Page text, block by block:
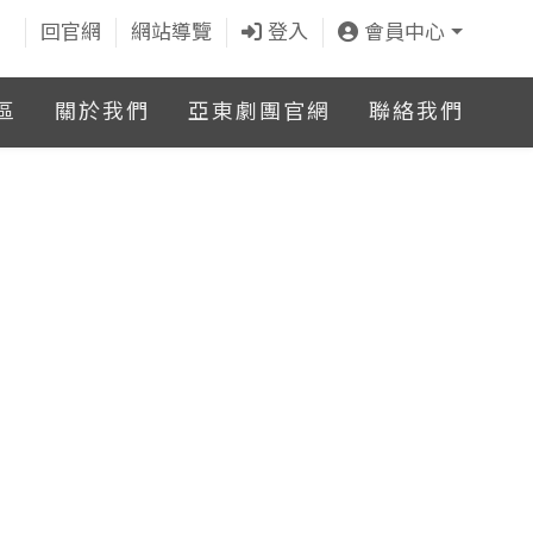
回官網 網站導覽 登入 會員中心
關於我們 亞東劇團官網 聯絡我們